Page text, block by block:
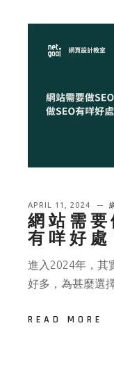
APRIL 11, 2024
網站需要
有咩好處
進入2024年，其
好多，為甚麼選
READ MORE